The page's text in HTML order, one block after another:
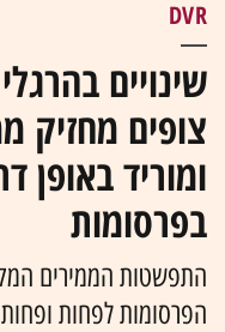
DVR
שינויים
צופים מחזיק
ומוריד באופן
בפרסומות
הפרסומות לפחות